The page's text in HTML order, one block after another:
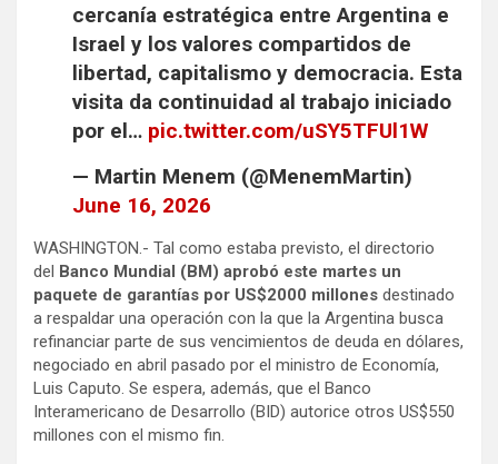
cercanía estratégica entre Argentina e
Israel y los valores compartidos de
libertad, capitalismo y democracia. Esta
visita da continuidad al trabajo iniciado
por el… pic.twitter.com/uSY5TFUl1W
— Martin Menem (@MenemMartin)
June 16, 2026
WASHINGTON.- Tal como estaba previsto, el directorio
del Banco Mundial (BM) aprobó este martes un
paquete de garantías por US$2000 millones destinado
a respaldar una operación con la que la Argentina busca
refinanciar parte de sus vencimientos de deuda en dólares,
negociado en abril pasado por el ministro de Economía,
Luis Caputo. Se espera, además, que el Banco
Interamericano de Desarrollo (BID) autorice otros US$550
millones con el mismo fin.